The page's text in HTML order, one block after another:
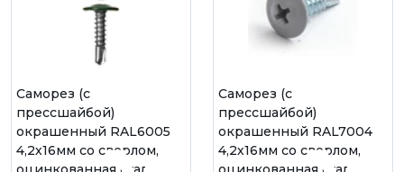
Саморез (с
прессшайбой)
окрашенный RAL6005
4,2х16мм со сверлом,
Саморез (с
прессшайбой)
окрашенный RAL7004
4,2х16мм со сверлом,